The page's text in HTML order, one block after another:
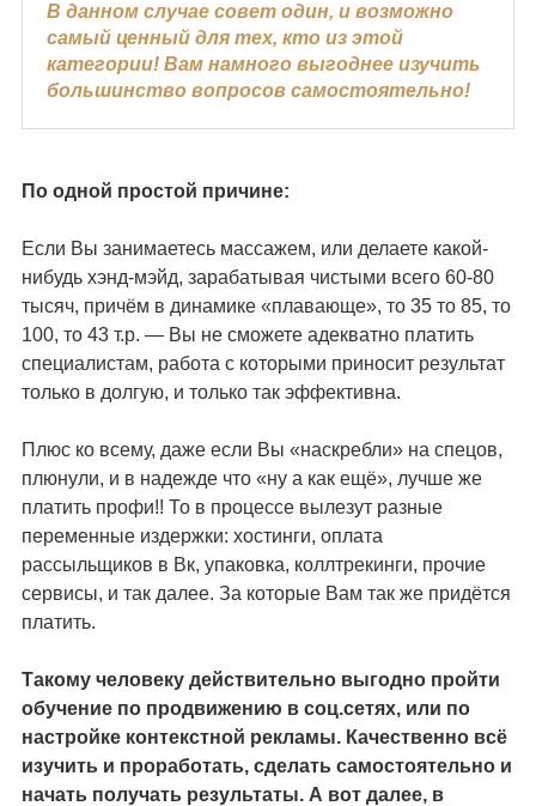
В данном случае совет один, и возможно
самый ценный для тех, кто из этой
категории! Вам намного выгоднее изучить
большинство вопросов самостоятельно!
По одной простой причине:
Если Вы занимаетесь массажем, или делаете какой-
нибудь хэнд-мэйд, зарабатывая чистыми всего 60-80
тысяч, причём в динамике «плавающе», то 35 то 85, то
100, то 43 т.р. — Вы не сможете адекватно платить
специалистам, работа с которыми приносит результат
только в долгую, и только так эффективна.
Плюс ко всему, даже если Вы «наскребли» на спецов,
плюнули, и в надежде что «ну а как ещё», лучше же
платить профи!! То в процессе вылезут разные
переменные издержки: хостинги, оплата
рассыльщиков в Вк, упаковка, коллтрекинги, прочие
сервисы, и так далее. За которые Вам так же придётся
платить.
Такому человеку действительно выгодно пройти
обучение по продвижению в соц.сетях, или по
настройке контекстной рекламы. Качественно всё
изучить и проработать, сделать самостоятельно и
начать получать результаты. А вот далее, в